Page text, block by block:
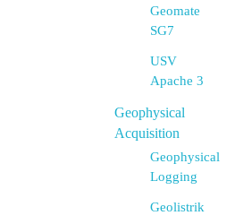
Geomate
SG7
USV
Apache 3
Geophysical
Acquisition
Geophysical
Logging
Geolistrik